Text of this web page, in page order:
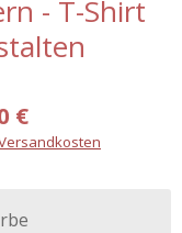
- T-Shirt
€